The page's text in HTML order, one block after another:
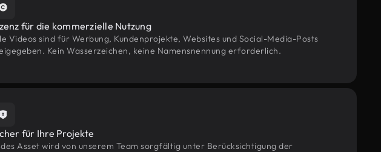
für die kommerzielle Nutzung
Videos sind für Werbung, Kundenprojekte, Websites und Social-Media-Posts
Kein Wasserzeichen, keine Namensnennung erforderlich.
für Ihre Projekte
Asset wird von unserem Team sorgfältig unter Berücksichtigung der